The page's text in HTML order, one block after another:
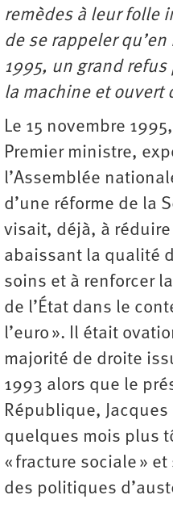
remèdes à leur folle
de se rappeler
1995, un grand
la machine et ouvert
Le 15 novembre
Premier ministre,
l’Assemblée
d’une réforme de la
visait, déjà, à
abaissant la qualité
soins et à renforcer
de l’État dans le
l’euro ». Il était
majorité de droite
1993 alors que le
République,
quelques mois plus
« fracture sociale »
des politiques